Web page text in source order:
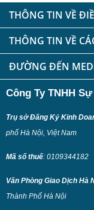
THÔNG TIN VỀ
THÔNG TIN VỀ
ĐƯỜNG ĐẾN
Công Ty TNHH
Trụ sở Đăng Ký Kinh
phố Hà Nội, Việt Nam
Mã số thuế: 0109344182
Văn Phòng Giao Dịch Hà
Thành Phố Hà Nội